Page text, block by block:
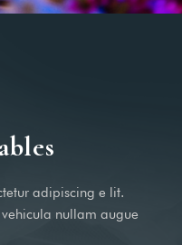
adipiscing e lit.
nullam augue